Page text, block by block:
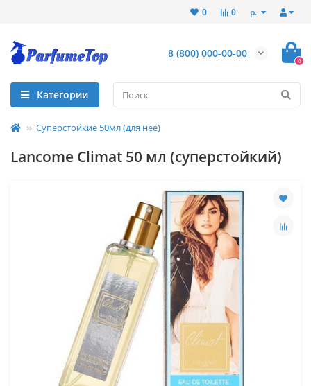
р.
0
0
8 (800) 000-00-00
0
Категории
Суперстойкие 50мл (для нее)
Lancome Climat 50 мл (суперстойкий)